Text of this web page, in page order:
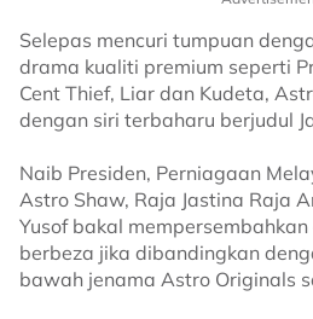
Selepas mencuri tumpuan
drama kualiti premium seperti
Cent Thief, Liar dan Kudeta,
dengan siri terbaharu berjudul
Naib Presiden, Perniagaan
Astro Shaw, Raja Jastina Raja
Yusof bakal
berbeza jika dibandingkan
bawah jenama Astro Originals